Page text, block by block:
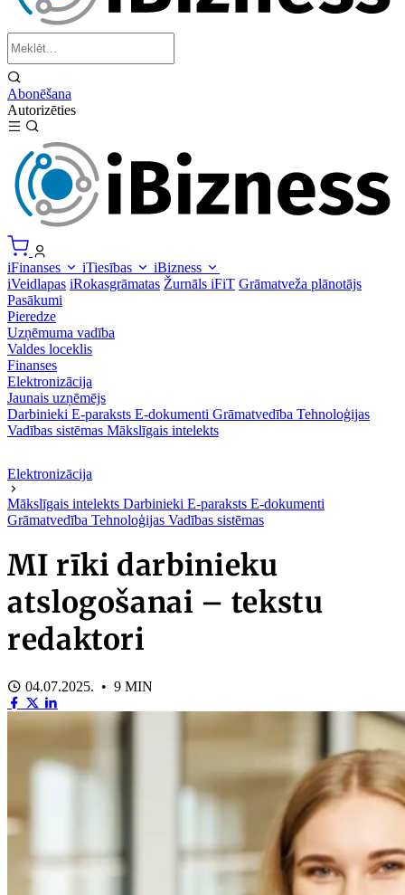
Abonēšana
Autorizēties
iFinanses iTiesības
iBizness
iVeidlapas iRokasgrāmatas Žurnāls iFiT Grāmatveža plānotājs
Pasākumi
Pieredze
Uzņēmuma vadība
Valdes loceklis
Finanses
Elektronizācija
Jaunais uzņēmējs
Darbinieki E-paraksts E-dokumenti Grāmatvedība Tehnoloģijas
Vadības sistēmas Mākslīgais intelekts
Elektronizācija
Mākslīgais intelekts Darbinieki E-paraksts E-dokumenti
Grāmatvedība Tehnoloģijas Vadības sistēmas
MI rīki darbinieku
atslogošanai – tekstu
redaktori
04.07.2025. • 9 MIN